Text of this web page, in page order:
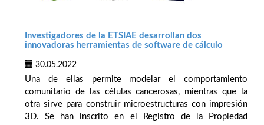
Investigadores de la ETSIAE desarrollan dos
innovadoras herramientas de software de cálculo
30.05.2022
Una de ellas permite modelar el comportamiento
comunitario de las células cancerosas, mientras que la
otra sirve para construir microestructuras con impresión
3D. Se han inscrito en el Registro de la Propiedad